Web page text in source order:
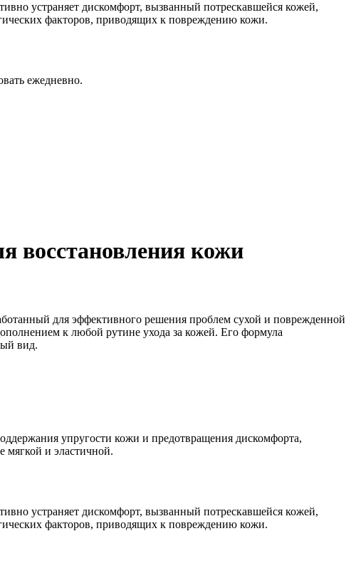
устраняет дискомфорт, вызванный потрескавшейся кожей,
факторов, приводящих к повреждению кожи.
ежедневно.
восстановления кожи
для эффективного решения проблем сухой и поврежденной
к любой рутине ухода за кожей. Его формула
вид.
упругости кожи и предотвращения дискомфорта,
мягкой и эластичной.
устраняет дискомфорт, вызванный потрескавшейся кожей,
факторов, приводящих к повреждению кожи.